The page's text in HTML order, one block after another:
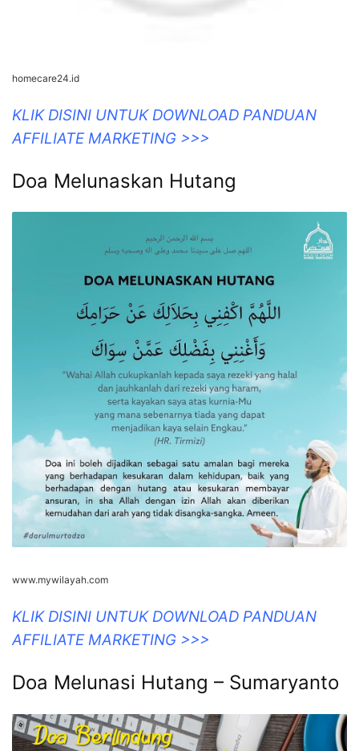
homecare24.id
KLIK DISINI UNTUK DOWNLOAD PANDUAN
AFFILIATE MARKETING >>>
Doa Melunaskan Hutang
www.mywilayah.com
KLIK DISINI UNTUK DOWNLOAD PANDUAN
AFFILIATE MARKETING >>>
Doa Melunasi Hutang – Sumaryanto